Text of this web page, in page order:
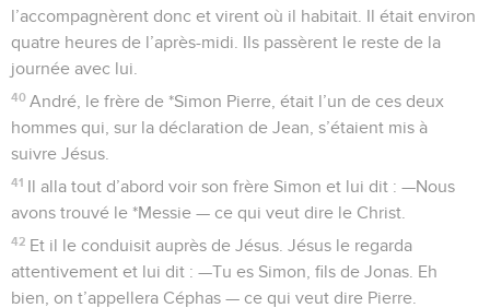
l’accompagnèrent donc et virent où il habitait. Il était environ
quatre heures de l’après-midi. Ils passèrent le reste de la
journée avec lui.
40 André, le frère de *Simon Pierre, était l’un de ces deux
hommes qui, sur la déclaration de Jean, s’étaient mis à
suivre Jésus.
41 Il alla tout d’abord voir son frère Simon et lui dit : —Nous
avons trouvé le *Messie — ce qui veut dire le Christ.
42 Et il le conduisit auprès de Jésus. Jésus le regarda
attentivement et lui dit : —Tu es Simon, fils de Jonas. Eh
bien, on t’appellera Céphas — ce qui veut dire Pierre.